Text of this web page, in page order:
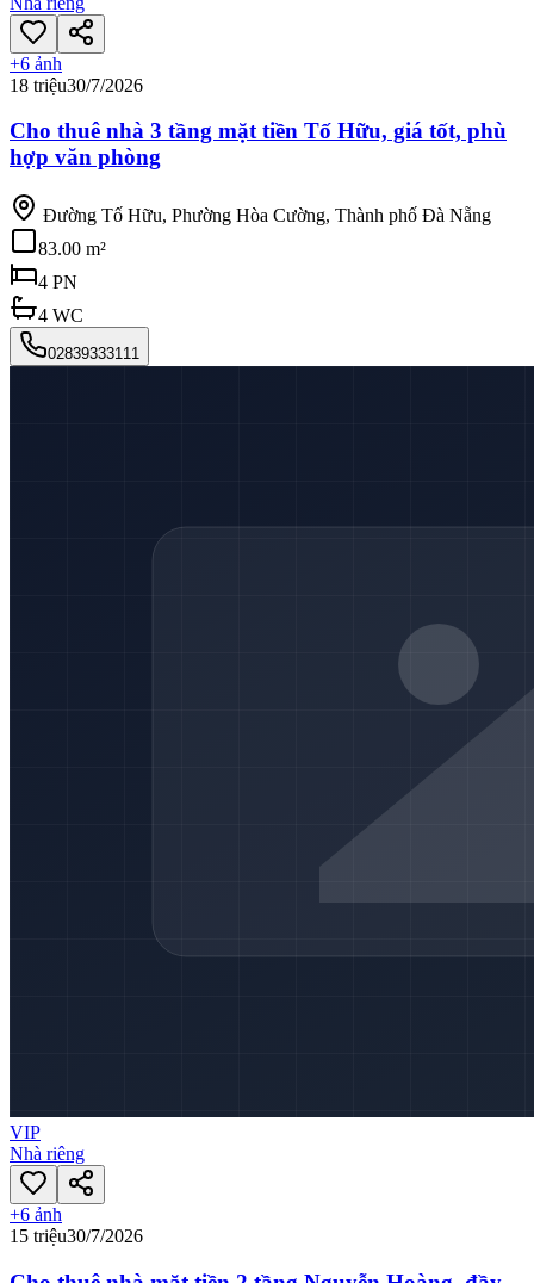
+6 ảnh
18 triệu30/7/2026
Cho thuê nhà 3 tầng mặt tiền Tố Hữu, giá tốt, phù
hợp văn phòng
Đường Tố Hữu, Phường Hòa Cường, Thành phố Đà Nẵng
83.00 m²
4 PN
4 WC
02839333111
VIP
Nhà riêng
+6 ảnh
15 triệu30/7/2026